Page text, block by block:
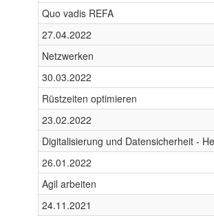
Quo vadis REFA
27.04.2022
Netzwerken
30.03.2022
Rüstzeiten optimieren
23.02.2022
Digitalisierung und Datensicherheit -
26.01.2022
Agil arbeiten
24.11.2021